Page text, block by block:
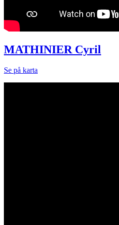
MATHINIER Cyril
Se på karta